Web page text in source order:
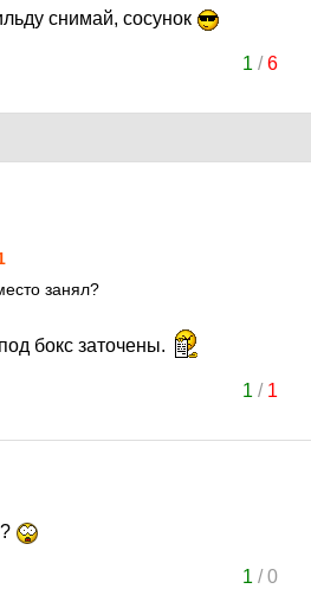
снимай, сосунок
1 /6
занял?
бокс заточены.
1 / 1
1 /0